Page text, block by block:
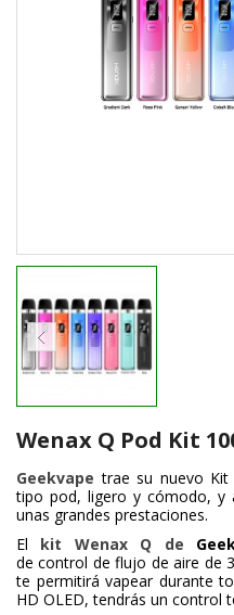
Wenax Q Pod Kit
Geekvape trae su nuevo
tipo pod, ligero y cómodo, y
unas grandes prestaciones.
El kit Wenax Q de
de control de flujo de aire de
te permitirá vapear durante
HD OLED, tendrás un control